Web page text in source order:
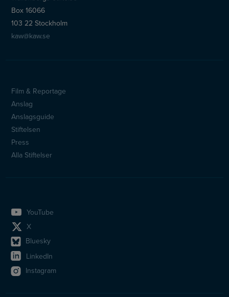
Box 16066
103 22 Stockholm
kaw@kaw.se
Sidfotsmeny
Film & Reportage
Anslag
Anslagsguide
Stiftelsen
Press
Alla Stiftelser
YouTube
X
Bluesky
LinkedIn
Instagram